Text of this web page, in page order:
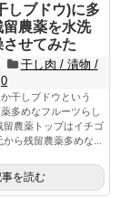
しブドウ)に多
留農薬を水洗
せてみた
干し肉 / 漬物 /
0
干しブドウという
多めなフルーツらし
留農薬トップはイチゴ
ら残留農薬多めな...
を読む